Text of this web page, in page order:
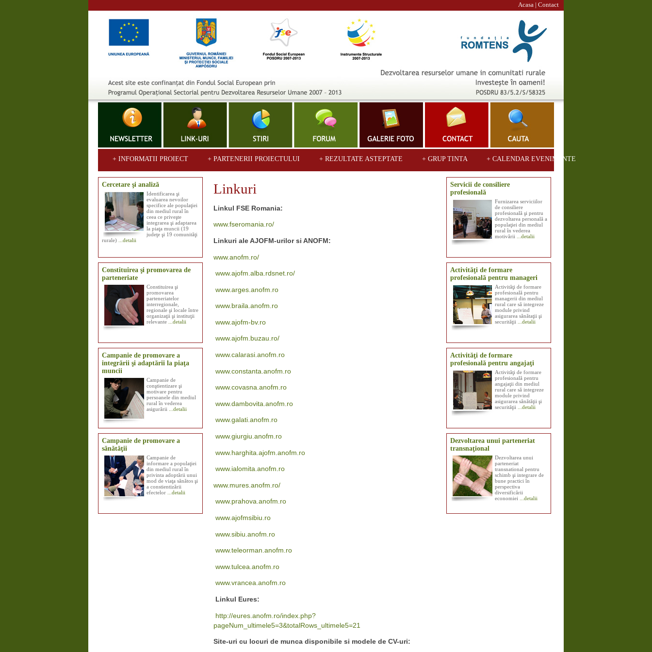
Acasa | Contact
+ INFORMATII PROIECT + PARTENERII PROIECTULUI + REZULTATE ASTEPTATE + GRUP TINTA + CALENDAR EVENIMENTE
Cercetare şi analiză
Identificarea şi
evaluarea nevoilor
specifice ale populaţiei
din mediul rural în
ceea ce priveşte
integrarea şi adaptarea
la piaţa muncii (19
judeţe şi 19 comunităţi
rurale) ...detalii
Constituirea şi promovarea de
parteneriate
Constituirea şi
promovarea
parteneriatelor
interregionale,
regionale şi locale între
organizaţii şi instituţii
relevante
...detalii
Campanie de promovare a
integrării şi adaptării la piaţa
muncii
Campanie de
conştientizare şi
motivare pentru
persoanele din mediul
rural în vederea
asigurării
...detalii
Campanie de promovare a
sănătăţii
Campanie de
informare a populaţiei
din mediul rural în
privinta adoptării unui
mod de viaţa sănătos şi
a constientizării
efectelor
...detalii
Linkuri
Linkul FSE Romania:
www.fseromania.ro/
Linkuri ale AJOFM-urilor si ANOFM:
www.anofm.ro/
www.ajofm.alba.rdsnet.ro/
www.arges.anofm.ro
www.braila.anofm.ro
www.ajofm-bv.ro
www.ajofm.buzau.ro/
www.calarasi.anofm.ro
www.constanta.anofm.ro
www.covasna.anofm.ro
www.dambovita.anofm.ro
www.galati.anofm.ro
www.giurgiu.anofm.ro
www.harghita.ajofm.anofm.ro
www.ialomita.anofm.ro
www.mures.anofm.ro/
www.prahova.anofm.ro
www.ajofmsibiu.ro
www.sibiu.anofm.ro
www.teleorman.anofm.ro
www.tulcea.anofm.ro
www.vrancea.anofm.ro
Linkul Eures:
http://eures.anofm.ro/index.php?
pageNum_ultimele5=3&totalRows_ultimele5=21
Site-uri cu locuri de munca disponibile si modele de CV-uri:
Servicii de consiliere
profesională
Furnizarea serviciilor
de consiliere
profesională şi pentru
dezvoltarea personală a
populaţiei din mediul
rural în vederea
motivării ...detalii
Activităţi de formare
profesională pentru manageri
Activităţi de formare
profesională pentru
managerii din mediul
rural care să integreze
module privind
asigurarea sănătaţii şi
securităţii
...detalii
Activităţi de formare
profesională pentru angajaţi
Activităţi de formare
profesională pentru
angajaţii din mediul
rural care să integreze
module privind
asigurarea sănătăţii şi
securităţii
...detalii
Dezvoltarea unui parteneriat
transnaţional
Dezvoltarea unui
parteneriat
transnational pentru
schimb şi integrare de
bune practici în
perspectiva
diversificării
economiei
...detalii